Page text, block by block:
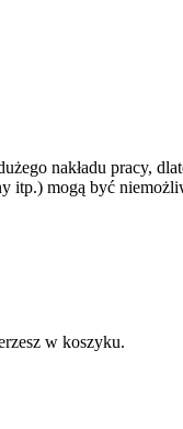
nakładu pracy,
itp.) mogą być
w koszyku.